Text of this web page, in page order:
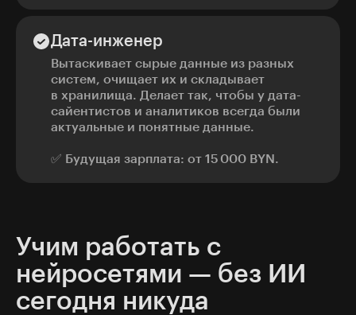
Дата-инженер
Вытаскивает сырые данные из разных
систем, очищает их и складывает
в хранилища. Делает так, чтобы у дата-
сайентистов и аналитиков всегда были
актуальные и понятные данные.
✅ Будущая зарплата: от 15 000 BYN.
Учим работать с
нейросетями — без ИИ
сегодня никуда